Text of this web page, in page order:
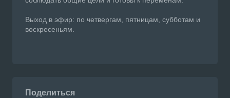
Выход в эфир: по четвергам, пятницам, субботам и
воскресеньям.
Поделиться